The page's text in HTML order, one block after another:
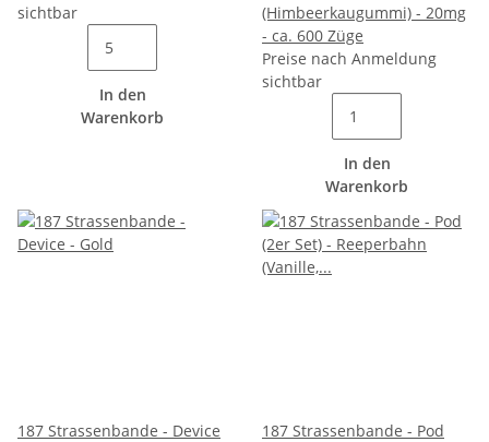
sichtbar
In den
Warenkorb
(Himbeerkaugummi) - 20mg
- ca. 600 Züge
Preise nach Anmeldung
sichtbar
In den
Warenkorb
187 Strassenbande - Device
187 Strassenbande - Pod